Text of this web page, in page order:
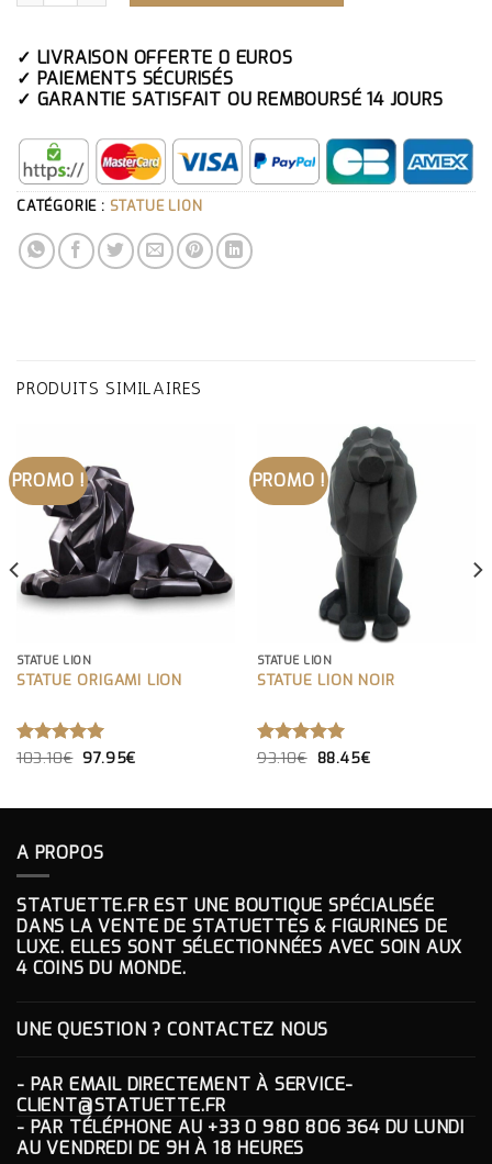
✓ LIVRAISON OFFERTE 0 EUROS
✓ PAIEMENTS SÉCURISÉS
✓ GARANTIE SATISFAIT OU REMBOURSÉ 14 JOURS
CATÉGORIE : STATUE LION
PRODUITS SIMILAIRES
PROMO !
STATUE LION
STATUE ORIGAMI LION
NOTE5.00
103.10€ LE
103.10€.
97.95€
97.95€.
PROMO !
STATUE LION
STATUE LION NOIR
NOTE 5.00
93.10€ LE
93.10€.
88.45€LE
88.45€.
A PROPOS
STATUETTE.FR EST UNE BOUTIQUE SPÉCIALISÉE
DANS LA VENTE DE STATUETTES & FIGURINES DE
LUXE. ELLES SONT SÉLECTIONNÉES AVEC SOIN AUX
4 COINS DU MONDE.
UNE QUESTION ? CONTACTEZ NOUS
- PAR EMAIL DIRECTEMENT À SERVICE-
CLIENT@STATUETTE.FR
- PAR TÉLÉPHONE AU +33 0 980 806 364DU LUNDI
AU VENDREDI DE 9H À 18 HEURES